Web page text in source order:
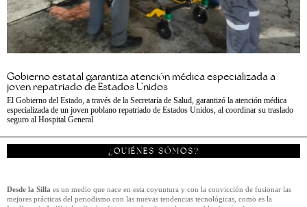
Gobierno estatal garantiza atención médica especializada a
joven repatriado de Estados Unidos
El Gobierno del Estado, a través de la Secretaría de Salud, garantizó la atención médica
especializada de un joven poblano repatriado de Estados Unidos, al coordinar su traslado
seguro al Hospital General
¿QUIÉNES SÓMOS?
Desde la Silla es un medio que nace en esta coyuntura y con la convicción de fusionar las
mejores prácticas del periodismo con las nuevas tendencias tecnológicas, como es la